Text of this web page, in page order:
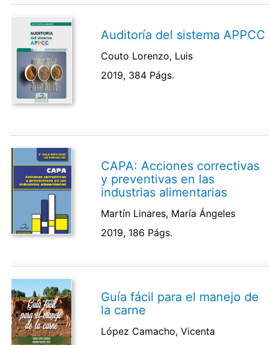
Auditoría del sistema APPCC
Couto Lorenzo, Luis
2019, 384 Págs.
CAPA: Acciones correctivas
y preventivas en las
industrias alimentarias
Martín Linares, María Ángeles
2019, 186 Págs.
Guía fácil para el manejo de
la carne
López Camacho, Vicenta